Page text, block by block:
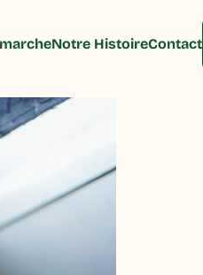
Notre HistoireContact